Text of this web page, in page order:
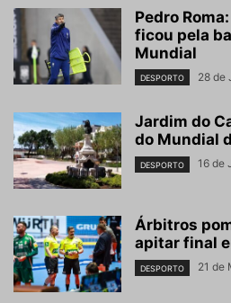
Pedro
ficou pela
Mundial
DESPORTO 28 de
Jardim do
do Mundial
DESPORTO 16 de
Árbitros
apitar final
DESPORTO 21 de